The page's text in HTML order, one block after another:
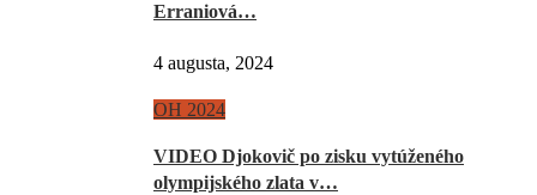
Erraniová…
4 augusta, 2024
OH 2024
VIDEO Djokovič po zisku vytúženého
olympijského zlata v…